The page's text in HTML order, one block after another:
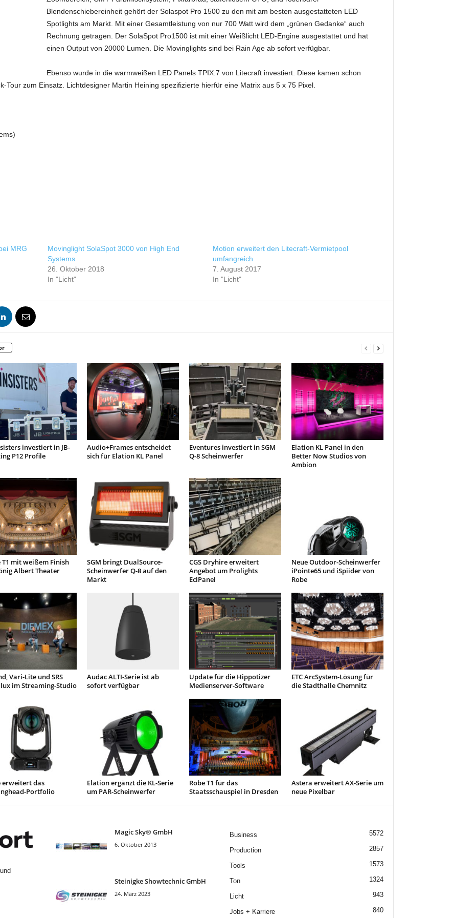
Blendenschiebereinheit gehört der Solaspot Pro 1500 zu den mit am besten ausgestatteten LED
Spotlights am Markt. Mit einer Gesamtleistung von nur 700 Watt wird dem „grünen Gedanke“ auch
Rechnung getragen. Der SolaSpot Pro1500 ist mit einer Weißlicht LED-Engine ausgestattet und hat
einen Output von 20000 Lumen. Die Movinglights sind bei Rain Age ab sofort verfügbar.
Ebenso wurde in die warmweißen LED Panels TPIX.7 von Litecraft investiert. Diese kamen schon
Tour zum Einsatz. Lichtdesigner Martin Heining spezifizierte hierfür eine Matrix aus 5 x 75 Pixel.
MRG
Movinglight SolaSpot 3000 von High End
Systems
26. Oktober 2018
In "Licht"
Motion erweitert den Litecraft-Vermietpool
umfangreich
7. August 2017
In "Licht"
investiert in JB-
P12 Profile
Audio+Frames entscheidet
sich für Elation KL Panel
Eventures investiert in SGM
Q-8 Scheinwerfer
Elation KL Panel in den
Better Now Studios von
Ambion
T1 mit weißem Finish
Albert Theater
SGM bringt DualSource-
Scheinwerfer Q-8 auf den
Markt
CGS Dryhire erweitert
Angebot um Prolights
EclPanel
Neue Outdoor-Scheinwerfer
iPointe65 und iSpiider von
Robe
Vari-Lite und SRS
im Streaming-Studio
Audac ALTI-Serie ist ab
sofort verfügbar
Update für die Hippotizer
Medienserver-Software
ETC ArcSystem-Lösung für
die Stadthalle Chemnitz
erweitert das
Portfolio
Elation ergänzt die KL-Serie
um PAR-Scheinwerfer
Robe T1 für das
Staatsschauspiel in Dresden
Astera erweitert AX-Serie um
neue Pixelbar
Magic Sky® GmbH
6. Oktober 2013
Steinigke Showtechnic GmbH
24. März 2023
Business 5572
Production 2857
Tools 1573
Ton 1324
Licht 943
Jobs + Karriere 840